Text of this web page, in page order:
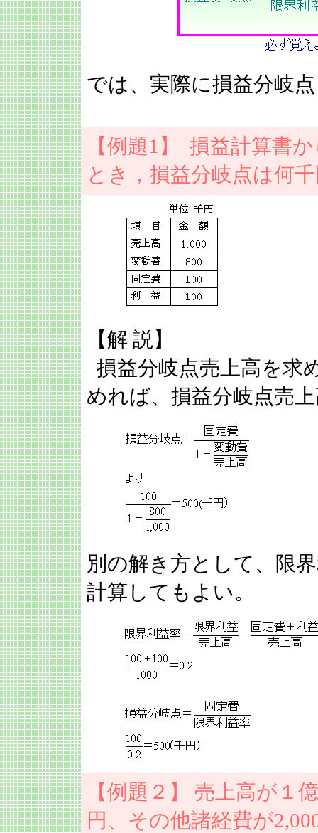
では、実際に損益分岐
【例題1】 損益計算書
とき，損益分岐点は何
【解 説】
損益分岐点売上高を求
めれば、損益分岐点売
別の解き方として、限
計算してもよい。
【例題２】 売上高が１
円、その他諸経費が